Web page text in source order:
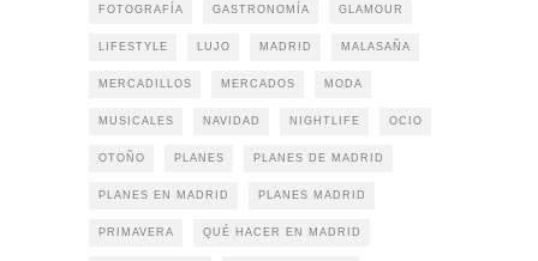
FOTOGRAFÍA GASTRONOMÍA GLAMOUR
LIFESTYLE LUJO MADRID MALASAÑA
MERCADILLOS MERCADOS MODA
MUSICALES NAVIDAD NIGHTLIFE OCIO
OTOÑO PLANES PLANES DE MADRID
PLANES EN MADRID PLANES MADRID
PRIMAVERA QUÉ HACER EN MADRID